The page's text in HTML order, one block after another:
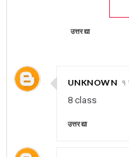
उत्तर द्या
UNKNOWN १
8 class
उत्तर द्या